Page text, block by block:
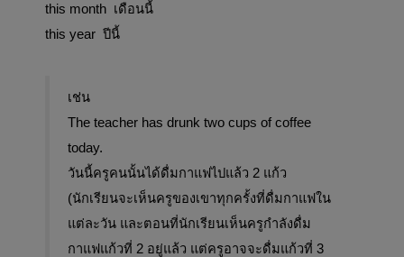
this month  เดือนนี้
this year  ปีนี้
เช่น
The teacher has drunk two cups of coffee
today.
วันนี้ครูคนนั้นได้ดื่มกาแฟไปแล้ว 2 แก้ว
(นักเรียนจะเห็นครูของเขาทุกครั้งที่ดื่มกาแฟใน
แต่ละวัน และตอนที่นักเรียนเห็นครูกำลังดื่ม
กาแฟแก้วที่ 2 อยู่แล้ว แต่ครูอาจจะดื่มแก้วที่ 3